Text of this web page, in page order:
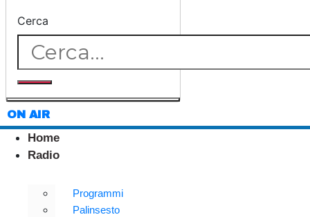
Cerca
ON AIR
Home
Radio
Programmi
Palinsesto